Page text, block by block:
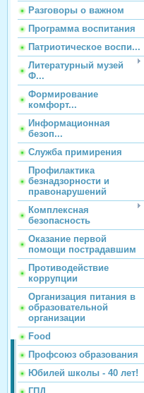
Разговоры о важном
Программа воспитания
Патриотическое воспи...
Литературный музей
Ф...
Формирование
комфорт...
Информационная
безоп...
Служба примирения
Профилактика
безнадзорности и
правонарушений
Комплексная
безопасность
Оказание первой
помощи пострадавшим
Противодействие
коррупции
Организация питания в
образовательной
организации
Food
Профсоюз образования
Юбилей школы - 40 лет!